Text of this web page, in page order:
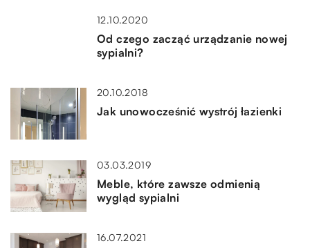
12.10.2020
Od czego zacząć urządzanie nowej
sypialni?
20.10.2018
Jak unowocześnić wystrój łazienki
03.03.2019
Meble, które zawsze odmienią
wygląd sypialni
16.07.2021